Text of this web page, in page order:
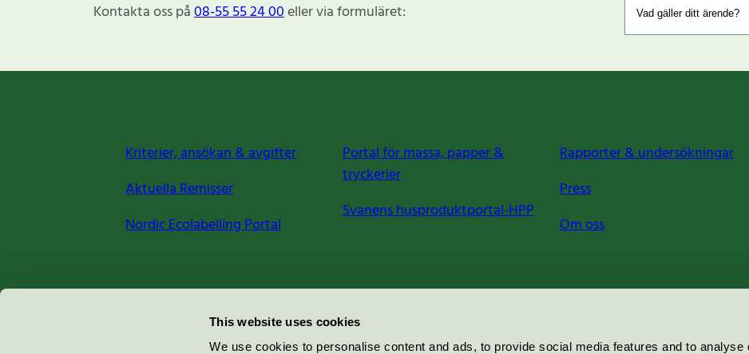
This website uses cookies
We use cookies to personalise content and ads, to provide social media features and to analyse
Kontakta oss på08-55 55 24 00eller via formuläret:
Kriterier, ansökan & avgifter
Aktuella Remisser
Nordic Ecolabelling Portal
Portal för massa, papper &
tryckerier
Svanens husproduktportal-HPP
Rapporter & undersökningar
Press
Om oss
Miljömärkning Sverige AB